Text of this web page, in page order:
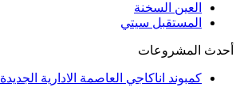
العين السخنة
المستقبل سيتي
أحدث المشروعات
كمبوند اناكاجي العاصمة الادارية الجديدة